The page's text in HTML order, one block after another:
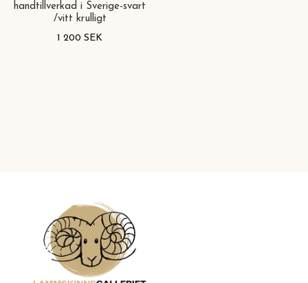
handtillverkad i Sverige-svart
/vitt krulligt
1 200 SEK